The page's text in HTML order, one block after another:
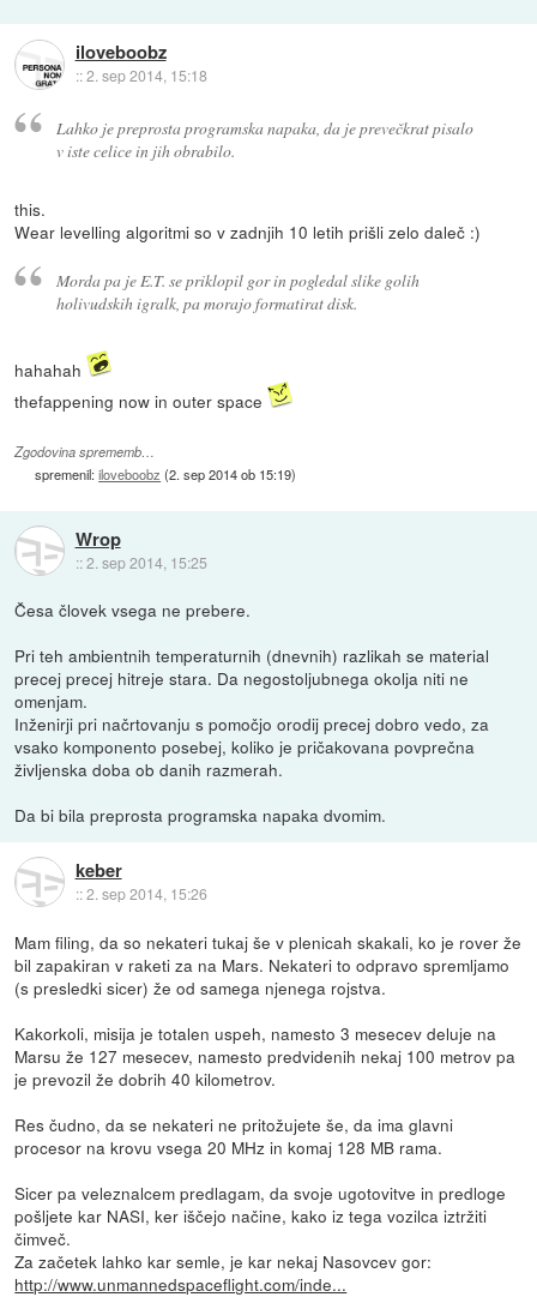
iloveboobz
::2. sep 2014, 15:18
Lahko je preprosta programska napaka, da je prevečkrat pisalo
v iste celice in jih obrabilo.
this.
Wear levelling algoritmi so v zadnjih 10 letih prišli zelo daleč :)
Morda pa je E.T. se priklopil gor in pogledal slike golih
holivudskih igralk, pa morajo formatirat disk.
hahahah
thefappening now in outer space
Zgodovina sprememb…
spremenil:iloveboobz (2. sep 2014 ob 15:19)
Wrop
::2. sep 2014, 15:25
Česa človek vsega ne prebere.
Pri teh ambientnih temperaturnih (dnevnih) razlikah se material
precej precej hitreje stara. Da negostoljubnega okolja niti ne
omenjam.
Inženirji pri načrtovanju s pomočjo orodij precej dobro vedo, za
vsako komponento posebej, koliko je pričakovana povprečna
življenska doba ob danih razmerah.
Da bi bila preprosta programska napaka dvomim.
keber
::2. sep 2014, 15:26
Mam filing, da so nekateri tukaj še v plenicah skakali, ko je rover že
bil zapakiran v raketi za na Mars. Nekateri to odpravo spremljamo
(s presledki sicer) že od samega njenega rojstva.
Kakorkoli, misija je totalen uspeh, namesto 3 mesecev deluje na
Marsu že 127 mesecev, namesto predvidenih nekaj 100 metrov pa
je prevozil že dobrih 40 kilometrov.
Res čudno, da se nekateri ne pritožujete še, da ima glavni
procesor na krovu vsega 20 MHz in komaj 128 MB rama.
Sicer pa veleznalcem predlagam, da svoje ugotovitve in predloge
pošljete kar NASI, ker iščejo načine, kako iz tega vozilca iztržiti
čimveč.
Za začetek lahko kar semle, je kar nekaj Nasovcev gor:
http://www.unmannedspaceflight.com/inde...